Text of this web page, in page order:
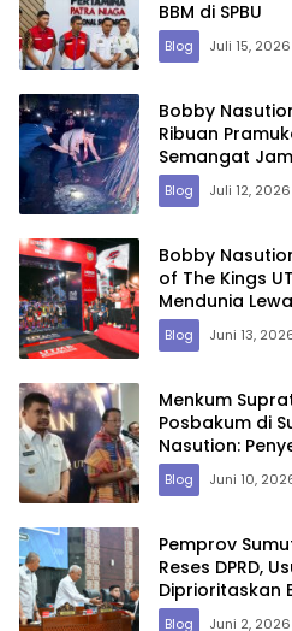
BBM di SPBU
Blog Juli 15, 2026
Bobby
Ribuan
Semangat
Blog Juli 12, 2026
Bobby
of The Kings
Mendunia
Blog Juni 13,
Menkum
Posbakum di
Nasution:
Lewat Justice
Blog Juni 10,
Pemprov
Reses DPRD,
Diprioritaskan
Blog Juni 2, 2026